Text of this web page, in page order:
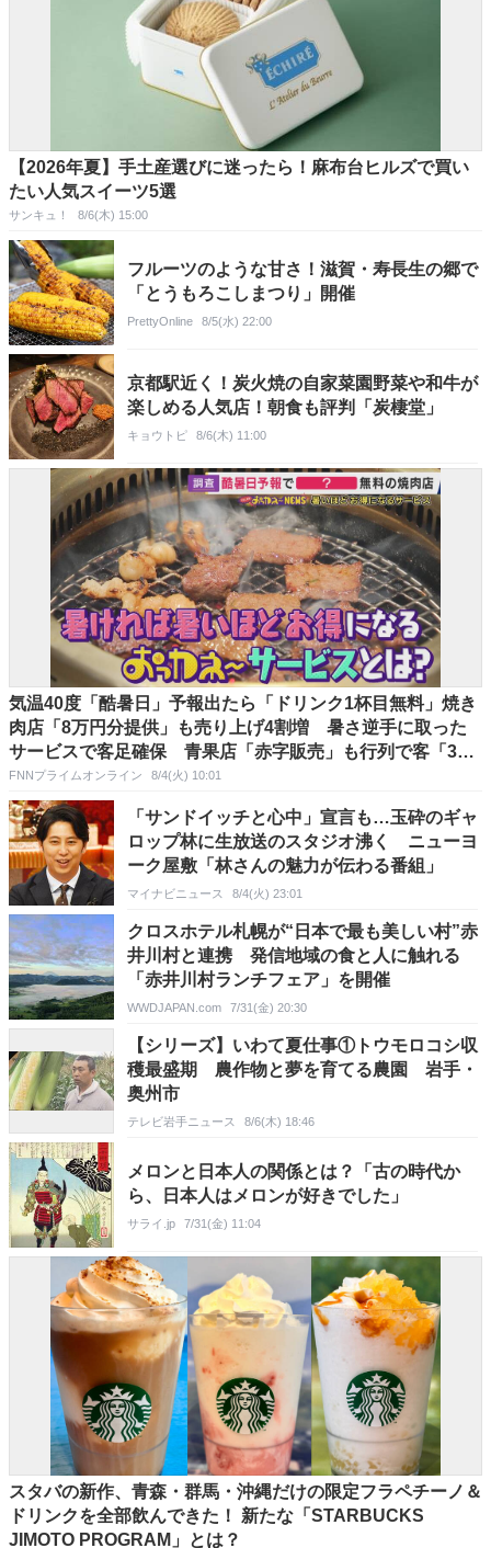
【2026年夏】手土産選びに迷ったら！麻布台ヒルズで買い
たい人気スイーツ5選
サンキュ！ 8/6(木) 15:00
フルーツのような甘さ！滋賀・寿長生の郷で
「とうもろこしまつり」開催
PrettyOnline 8/5(水) 22:00
京都駅近く！炭火焼の自家菜園野菜や和牛が
楽しめる人気店！朝食も評判「炭棲堂」
キョウトピ 8/6(木) 11:00
気温40度「酷暑日」予報出たら「ドリンク1杯目無料」焼き
肉店「8万円分提供」も売り上げ4割増 暑さ逆手に取った
サービスで客足確保 青果店「赤字販売」も行列で客「3割
戻る」 猛暑日200円引きうどん店も
FNNプライムオンライン 8/4(火) 10:01
「サンドイッチと心中」宣言も…玉砕のギャ
ロップ林に生放送のスタジオ沸く ニューヨ
ーク屋敷「林さんの魅力が伝わる番組」
マイナビニュース 8/4(火) 23:01
クロスホテル札幌が“日本で最も美しい村”赤
井川村と連携 発信地域の食と人に触れる
「赤井川村ランチフェア」を開催
WWDJAPAN.com 7/31(金) 20:30
【シリーズ】いわて夏仕事①トウモロコシ収
穫最盛期 農作物と夢を育てる農園 岩手・
奥州市
テレビ岩手ニュース 8/6(木) 18:46
メロンと日本人の関係とは？「古の時代か
ら、日本人はメロンが好きでした」
サライ.jp 7/31(金) 11:04
スタバの新作、青森・群馬・沖縄だけの限定フラペチーノ＆
ドリンクを全部飲んできた！ 新たな「STARBUCKS
JIMOTO PROGRAM」とは？